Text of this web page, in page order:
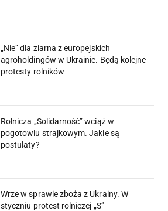
„Nie” dla ziarna z europejskich
agroholdingów w Ukrainie. Będą kolejne
protesty rolników
Rolnicza „Solidarność” wciąż w
pogotowiu strajkowym. Jakie są
postulaty?
Wrze w sprawie zboża z Ukrainy. W
styczniu protest rolniczej „S”